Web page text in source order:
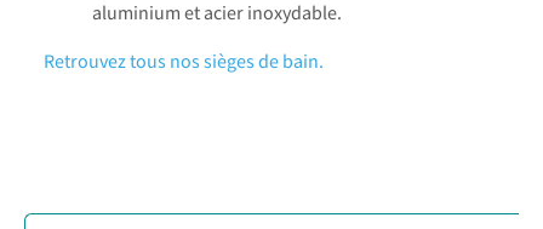
aluminium et acier inoxydable.
Retrouvez tous nos sièges de bain.